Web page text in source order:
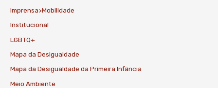
Imprensa>Mobilidade
Institucional
LGBTQ+
Mapa da Desigualdade
Mapa da Desigualdade da Primeira Infância
Meio Ambiente